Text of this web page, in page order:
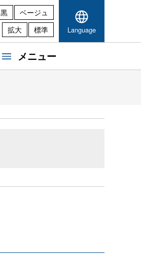
黒
ベージュ
拡大 標準 Language
メニュー